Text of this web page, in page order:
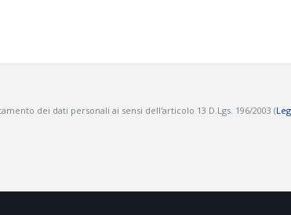
dei dati personali ai sensi dell'articolo 13 D.Lgs. 196/2003 (